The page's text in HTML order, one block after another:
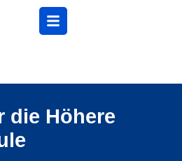
Menü
die Höhere